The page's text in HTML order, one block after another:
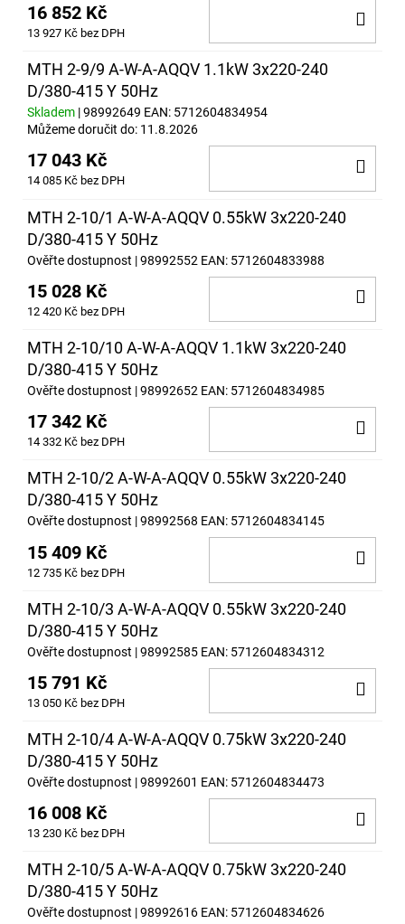
16 852 Kč
13 927 Kč bez DPH
MTH 2-9/9 A-W-A-AQQV 1.1kW 3x220-240
D/380-415 Y 50Hz
Skladem | 98992649 EAN: 5712604834954
Můžeme doručit do: 11.8.2026
17 043 Kč
14 085 Kč bez DPH
MTH 2-10/1 A-W-A-AQQV 0.55kW 3x220-240
D/380-415 Y 50Hz
Ověřte dostupnost | 98992552 EAN: 5712604833988
15 028 Kč
12 420 Kč bez DPH
MTH 2-10/10 A-W-A-AQQV 1.1kW 3x220-240
D/380-415 Y 50Hz
Ověřte dostupnost | 98992652 EAN: 5712604834985
17 342 Kč
14 332 Kč bez DPH
MTH 2-10/2 A-W-A-AQQV 0.55kW 3x220-240
D/380-415 Y 50Hz
Ověřte dostupnost | 98992568 EAN: 5712604834145
15 409 Kč
12 735 Kč bez DPH
MTH 2-10/3 A-W-A-AQQV 0.55kW 3x220-240
D/380-415 Y 50Hz
Ověřte dostupnost | 98992585 EAN: 5712604834312
15 791 Kč
13 050 Kč bez DPH
MTH 2-10/4 A-W-A-AQQV 0.75kW 3x220-240
D/380-415 Y 50Hz
Ověřte dostupnost | 98992601 EAN: 5712604834473
16 008 Kč
13 230 Kč bez DPH
MTH 2-10/5 A-W-A-AQQV 0.75kW 3x220-240
D/380-415 Y 50Hz
Ověřte dostupnost | 98992616 EAN: 5712604834626